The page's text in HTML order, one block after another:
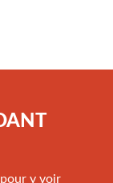
y voir